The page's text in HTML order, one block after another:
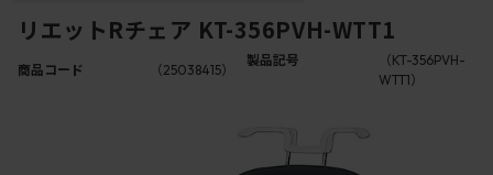
リエットRチェア KT-356PVH-WTT1
商品コード （25038415）
製品記号
（KT-356PVH-
WTT1）